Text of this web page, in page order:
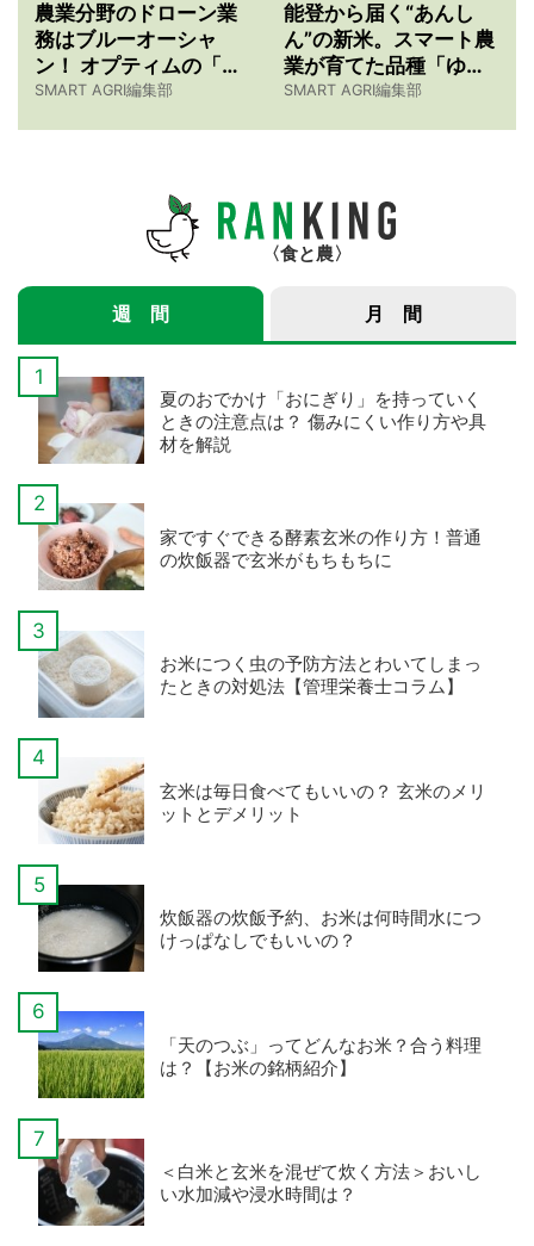
農業分野のドローン業
務はブルーオーシャ
ン！ オプティムの「ド
ローン農薬散布の仕事
SMART AGRI編集部
能登から届く“あんし
ん”の新米。スマート農
業が育てた品種「ゆめ
みづほ」物語 【令和7
SMART AGRI編集部
食と農
週 間 月 間
夏のおでかけ「おにぎり」を持っていく
ときの注意点は？ 傷みにくい作り方や具
材を解説
家ですぐできる酵素玄米の作り方！普通
の炊飯器で玄米がもちもちに
お米につく虫の予防方法とわいてしまっ
たときの対処法【管理栄養士コラム】
玄米は毎日食べてもいいの？ 玄米のメリ
ットとデメリット
炊飯器の炊飯予約、お米は何時間水につ
けっぱなしでもいいの？
「天のつぶ」ってどんなお米？合う料理
は？【お米の銘柄紹介】
＜白米と玄米を混ぜて炊く方法＞おいし
い水加減や浸水時間は？